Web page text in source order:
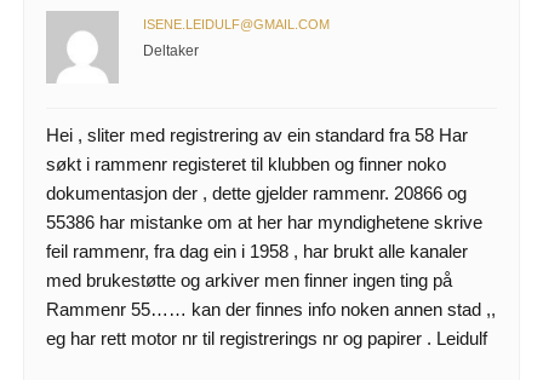
ISENE.LEIDULF@GMAIL.COM
Deltaker
Hei , sliter med registrering av ein standard fra 58 Har
søkt i rammenr registeret til klubben og finner noko
dokumentasjon der , dette gjelder rammenr. 20866 og
55386 har mistanke om at her har myndighetene skrive
feil rammenr, fra dag ein i 1958 , har brukt alle kanaler
med brukestøtte og arkiver men finner ingen ting på
Rammenr 55…… kan der finnes info noken annen stad ,,
eg har rett motor nr til registrerings nr og papirer . Leidulf